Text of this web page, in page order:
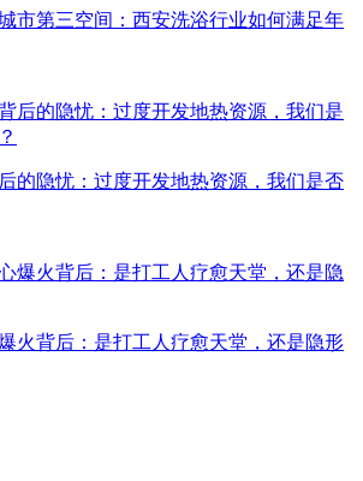
市第三空间：西安洗浴行业如何满足年
的隐忧：过度开发地热资源，我们是否
火背后：是打工人疗愈天堂，还是隐形